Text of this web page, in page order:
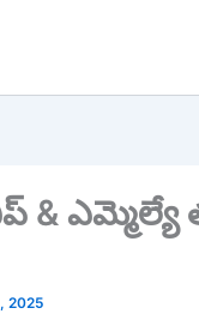
&
2025